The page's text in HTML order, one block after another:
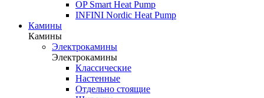
OP Smart Heat Pump
INFINI Nordic Heat Pump
Камины
Камины
Электрокамины
Электрокамины
Классические
Настенные
Отдельно стоящие